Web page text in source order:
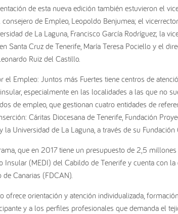
de esta nueva edición también estuvieron el
consejero de Empleo, Leopoldo Benjumea; el
de La Laguna, Francisco García Rodríguez; la
Santa Cruz de Tenerife, María Teresa Pociello y el
Ruiz del Castillo.
el Empleo: Juntos más Fuertes tiene centros de
especialmente en las localidades a las que no
de empleo, que gestionan cuatro entidades de
Cáritas Diocesana de Tenerife, Fundación
la Universidad de La Laguna, a través de su Fundación
que en 2017 tiene un presupuesto de 2,5
Insular (MEDI) del Cabildo de Tenerife y cuenta con
de Canarias (FDCAN).
ofrece orientación y atención individualizada,
y a los perfiles profesionales que demanda el